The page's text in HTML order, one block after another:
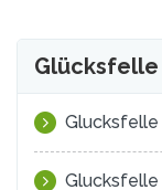
Glücksfelle
Glucksfelle
Glucksfelle